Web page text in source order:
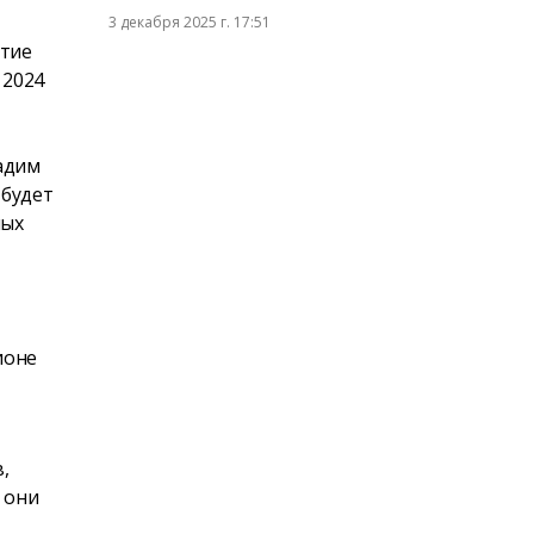
они
3 декабря 2025 г. 17:51